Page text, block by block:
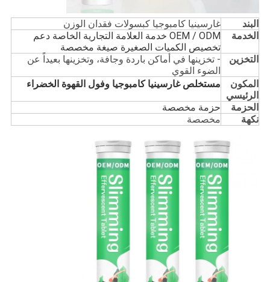
البند
غارسينيا كامبوجيا كبسولات فقدان الوزن
الخدمة
OEM / ODM خدمة العلامة التجارية الخاصة دعم
تخصيص الكميات الصغيرة صيغة مخصصة
التخزين
- تخزينها في أماكن باردة وجافة، وتخزينها بعيداً عن
الضوء القوي
المكون
الرئيسي
مستخلص غارسينيا كامبوجيا وفول القهوة الخضراء
الحزمة حزمة مخصصة
نكهة مخصصة